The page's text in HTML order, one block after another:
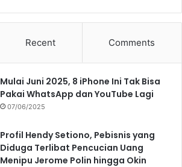
Recent Comments
Mulai Juni 2025, 8 iPhone Ini Tak Bisa
Pakai WhatsApp dan YouTube Lagi
07/06/2025
Profil Hendy Setiono, Pebisnis yang
Diduga Terlibat Pencucian Uang
Menipu Jerome Polin hingga Okin